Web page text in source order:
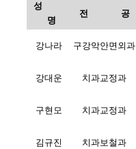
성
명
전 공
강나라 구강악안면외과
강대운 치과교정과
구현모 치과교정과
김규진 치과보철과